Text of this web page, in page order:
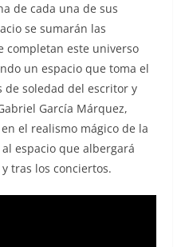
de cada una de sus
se sumarán las
completan este universo
un espacio que toma el
de soledad del escritor y
García Márquez,
el realismo mágico de la
espacio que albergará
tras los conciertos.